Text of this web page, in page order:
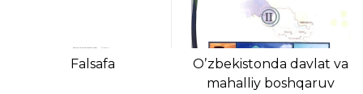
Falsafa
Oʼzbekistonda davlat va
mahalliy boshqaruv